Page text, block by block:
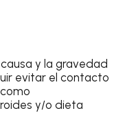
y la gravedad
evitar el contacto
y/o dieta